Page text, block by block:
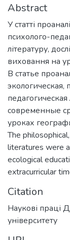
Abstract
У статті
психолого-
літературу,
виховання на
В статье
экологическая,
современные
уроках
The
literatures were
ecological
extracurricular
Citation
Наукові праці
університету